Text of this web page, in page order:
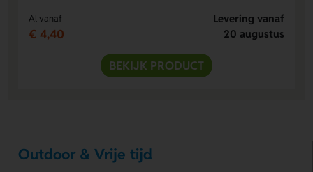
Al vanaf
€ 4,40
Levering vanaf
20 augustus
BEKIJK PRODUCT
Outdoor & Vrije tijd